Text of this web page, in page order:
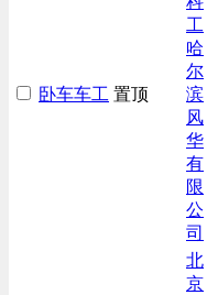
通信/移动互联网/手机类
房地产开发/物业管理类
卧车车工 置顶
工
哈
尔
滨
风
华
有
限
公
司
北
京